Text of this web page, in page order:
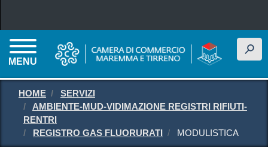
MENU
h
HOME
SERVIZI
AMBIENTE-MUD-VIDIMAZIONE REGISTRI RIFIUTI-
RENTRI
REGISTRO GAS FLUORURATI
MODULISTICA